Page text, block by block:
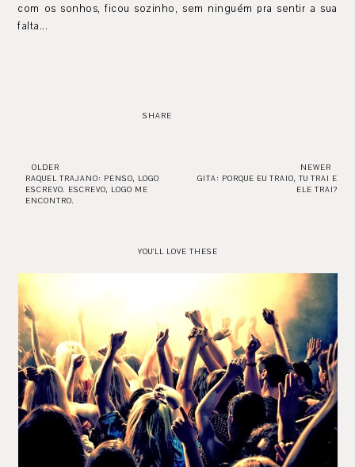
com os sonhos, ficou sozinho, sem ninguém pra sentir a sua
falta...
SHARE
OLDER
RAQUEL TRAJANO: PENSO, LOGO
ESCREVO. ESCREVO, LOGO ME
ENCONTRO.
NEWER
GITA: PORQUE EU TRAIO, TU TRAI E
ELE TRAI?
YOU'LL LOVE THESE